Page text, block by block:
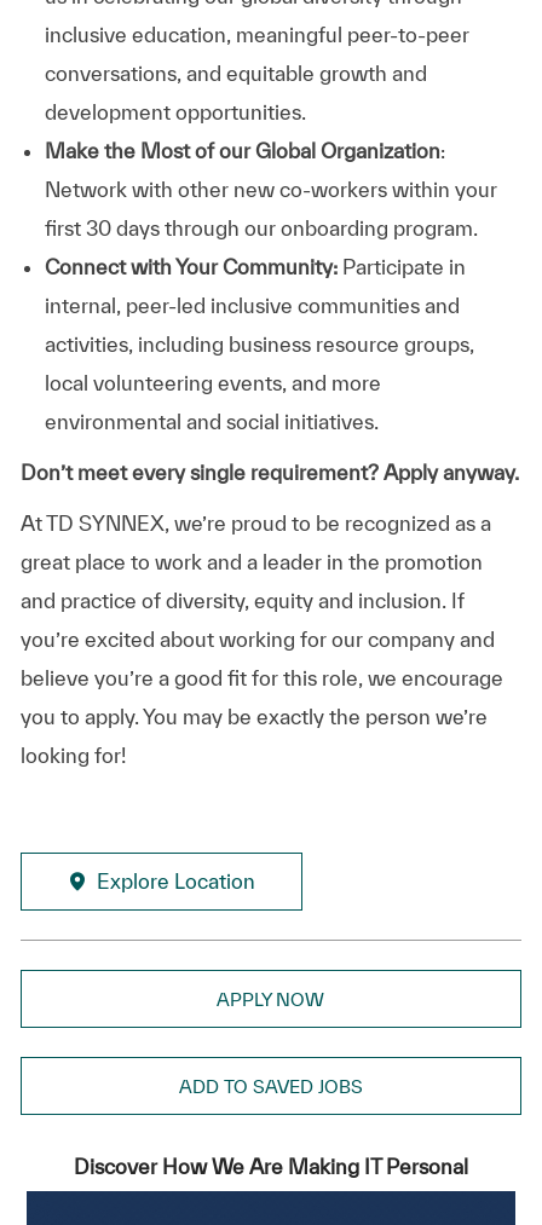
inclusive education, meaningful peer-to-peer
conversations, and equitable growth and
development opportunities.
Make the Most of our Global Organization:
Network with other new co-workers within your
first 30 days through our onboarding program.
Connect with Your Community:Participate in
internal, peer-led inclusive communities and
activities, including business resource groups,
local volunteering events, and more
environmental and social initiatives.
Don’t meet every single requirement? Apply anyway.
At TD SYNNEX, we’re proud to be recognized as a
great place to work and a leader in the promotion
and practice of diversity, equity and inclusion. If
you’re excited about working for our company and
believe you’re a good fit for this role, we encourage
you to apply. You may be exactly the person we’re
looking for!
Explore Location
APPLY NOW
ADD TO SAVED JOBS
Discover How We Are Making IT Personal